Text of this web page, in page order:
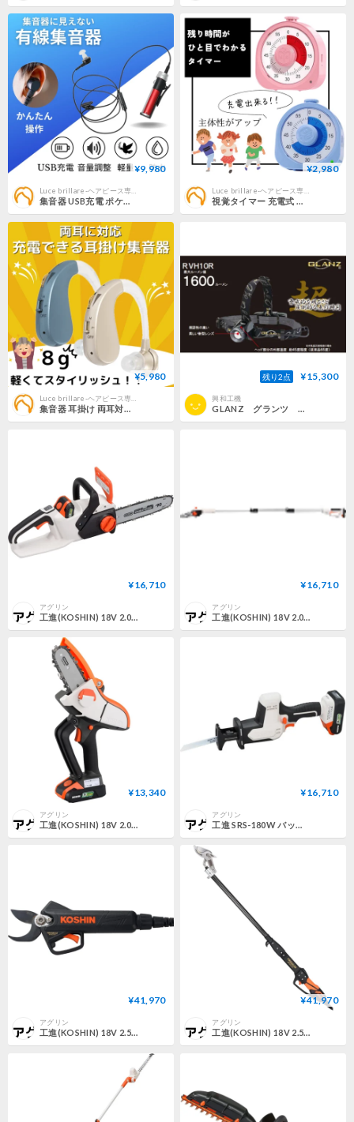
¥9,980
集音器 USB充電 ポケット型 左右両用 充電式 目立たない 小型 軽量 ケース付き ケーブル付き 集音機 助聴器 遠聴器 会話 テレビ 簡単操作 両耳対応 使
¥2,980
視覚タイマー 充電式 電池不要 ポマドーロ 時計 子供 知育 勉強タイマー 教育 タイマー 学習用 60分 黒 ブルー アラーム 時間管理 Luce br
¥5,980
Luce brillare-ヘアピース専門店-
集音器 耳掛け 両耳対応 USB充電 目立たない 小型 軽量 みみかけ ワイヤレス 使いやすい 集音機 助聴器 遠聴器 会話 テレビ 簡単操作 プレゼント ベー
残り2点 ¥15,300
興和工機
GLANZ グランツ 充電式ヘッドライト RVH10R 1600ルーメン
¥16,710
アグリン
工進(KOSHIN) 18V 2.0Ah 充電式 チェンソー SCS-1820R バッテリー・充電器付 リアハンドル 細枝 太枝 万能 自動 注油 白・黒
¥16,710
アグリン
工進(KOSHIN) 18V 2.0Ah 充電式 伸縮 ポールチェンソー SPS-180T スマートシリーズ バッテリー・充電器付 軽量 高枝 高木 庭木 剪定 チェンソー 手軽
¥13,340
アグリン
工進(KOSHIN) 18V 2.0Ah 充電式 ハンディ チェーンソー SHC-180 【バッテリー・充電器付】 枝切り 剪定 軽量 コンパクト 小型
¥16,710
アグリン
工進 SRS-180W バッテリー・充電器付 レシプロソー 2WAYタイプ 充電式 バッテリー 工進 充電式レシプロソー SRS180W
¥41,970
アグリン
工進(KOSHIN) 18V 2.5Ah 充電式 剪定 はさみ PPD-1825B プレミアムシリーズ バッテリー・充電器付 軽量 コンパクト バイパス刃 日本製刃 果樹 荒剪定
¥41,970
アグリン
工進(KOSHIN) 18V 2.5Ah 充電式 ポール 剪定 はさみ PPD-1825P プレミアムシリーズ バッテリー・充電器付 最大モード φ40mm 切断 果樹 太枝 荒剪定 下切り